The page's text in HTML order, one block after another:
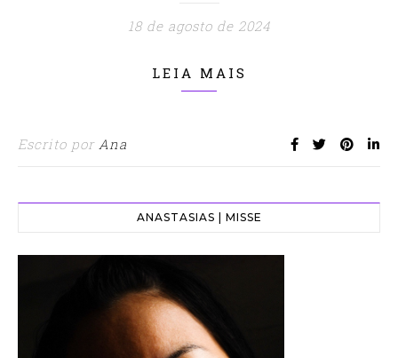
18 de agosto de 2024
LEIA MAIS
Escrito por Ana
ANASTASIAS | MISSE